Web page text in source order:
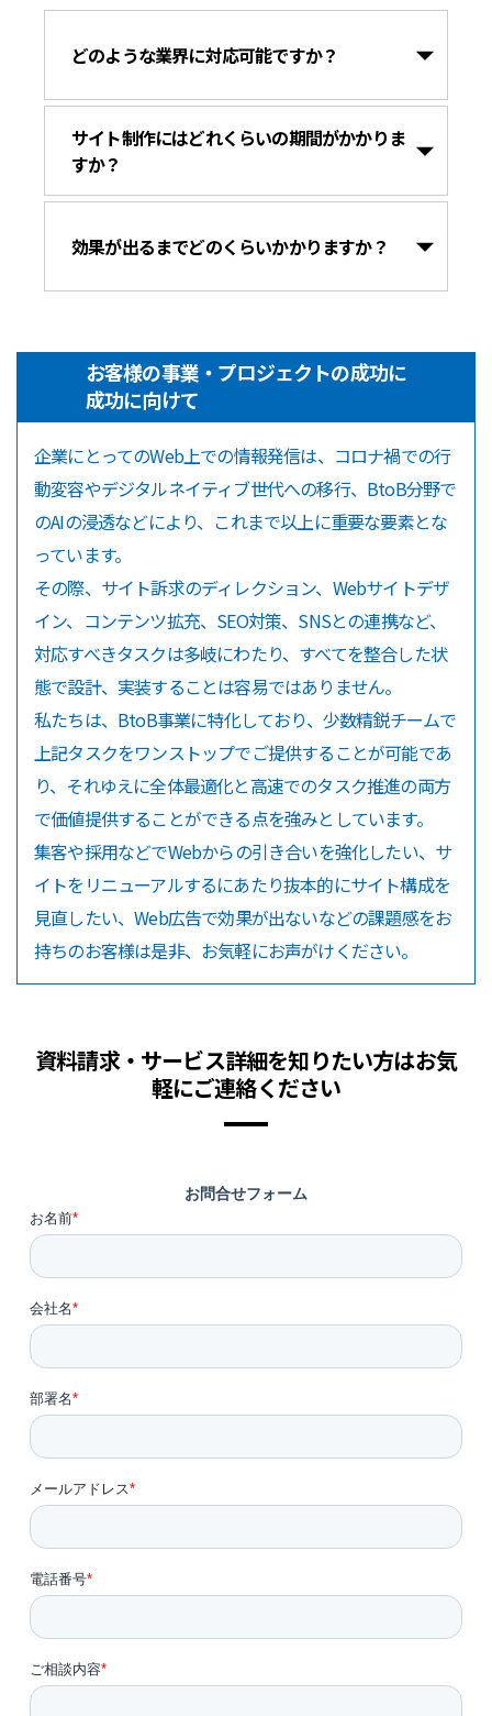
どのような業界に対応可能ですか？
サイト制作にはどれくらいの期間がかかりま
すか？
効果が出るまでどのくらいかかりますか？
お客様の事業・プロジェクトの成功に
成功に向けて
企業にとってのWeb上での情報発信は、コロナ禍での行
動変容やデジタルネイティブ世代への移行、BtoB分野で
のAIの浸透などにより、これまで以上に重要な要素とな
っています。
その際、サイト訴求のディレクション、Webサイトデザ
イン、コンテンツ拡充、SEO対策、SNSとの連携など、
対応すべきタスクは多岐にわたり、すべてを整合した状
態で設計、実装することは容易ではありません。
私たちは、BtoB事業に特化しており、少数精鋭チームで
上記タスクをワンストップでご提供することが可能であ
り、それゆえに全体最適化と高速でのタスク推進の両方
で価値提供することができる点を強みとしています。
集客や採用などでWebからの引き合いを強化したい、サ
イトをリニューアルするにあたり抜本的にサイト構成を
見直したい、Web広告で効果が出ないなどの課題感をお
持ちのお客様は是非、お気軽にお声がけください。
資料請求・サービス詳細を知りたい方はお気
軽にご連絡ください